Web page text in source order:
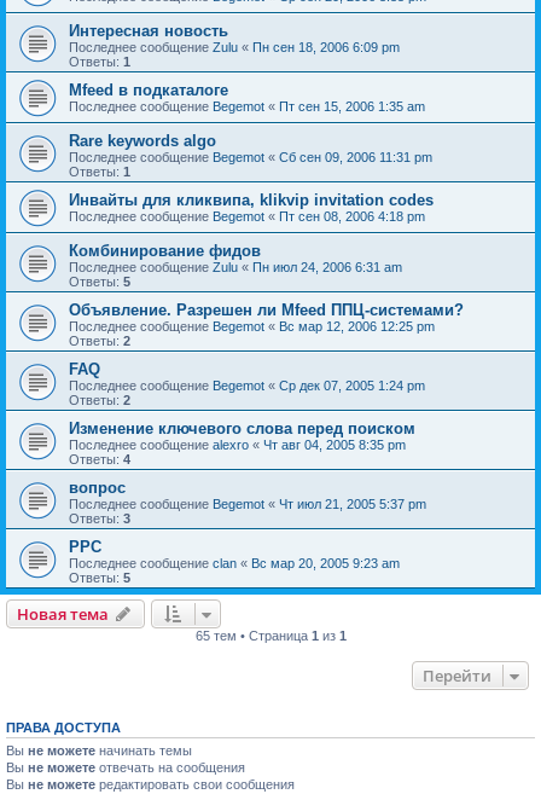
Интересная новость
Последнее сообщение Zulu « Пн сен 18, 2006 6:09 pm
Ответы: 1
Mfeed в подкаталоге
Последнее сообщение Begemot « Пт сен 15, 2006 1:35 am
Rare keywords algo
Последнее сообщение Begemot « Сб сен 09, 2006 11:31 pm
Ответы: 1
Инвайты для кликвипа, klikvip invitation codes
Последнее сообщение Begemot « Пт сен 08, 2006 4:18 pm
Комбинирование фидов
Последнее сообщение Zulu « Пн июл 24, 2006 6:31 am
Ответы: 5
Объявление. Разрешен ли Mfeed ППЦ-системами?
Последнее сообщение Begemot « Вс мар 12, 2006 12:25 pm
Ответы: 2
FAQ
Последнее сообщение Begemot « Ср дек 07, 2005 1:24 pm
Ответы: 2
Изменение ключевого слова перед поиском
Последнее сообщение alexro « Чт авг 04, 2005 8:35 pm
Ответы: 4
вопрос
Последнее сообщение Begemot « Чт июл 21, 2005 5:37 pm
Ответы: 3
PPC
Последнее сообщение clan « Вс мар 20, 2005 9:23 am
Ответы: 5
Новая тема
65 тем • Страница 1 из 1
Перейти
ПРАВА ДОСТУПА
Вы не можете начинать темы
Вы не можете отвечать на сообщения
Вы не можете редактировать свои сообщения